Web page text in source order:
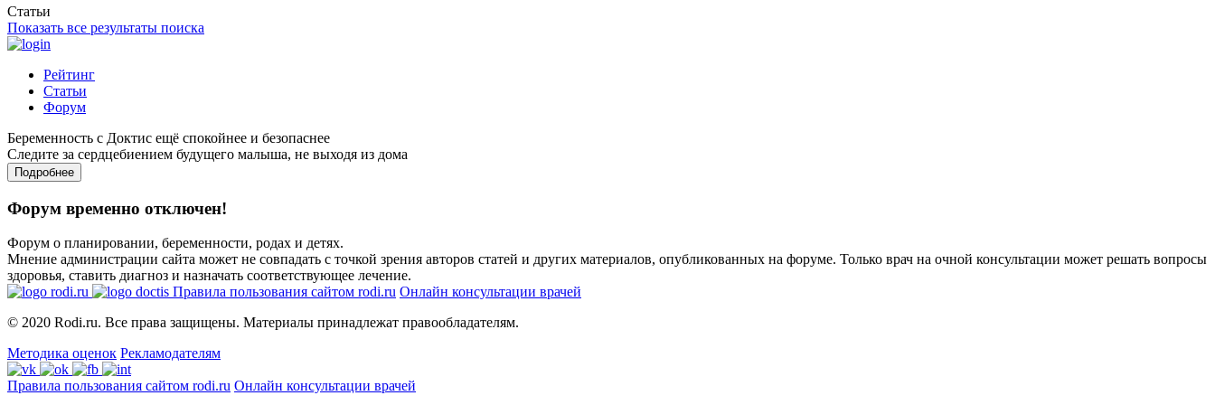
Статьи
Показать все результаты поиска
Рейтинг
Статьи
Форум
Беременность с Доктис ещё спокойнее и безопаснее
Следите за сердцебиением будущего малыша, не выходя из дома
Подробнее
Форум временно отключен!
Форум о планировании, беременности, родах и детях.
Мнение администрации сайта может не совпадать с точкой зрения авторов статей и других материалов, опубликованных на форуме. Только врач на очной консультации может решать вопросы
здоровья, ставить диагноз и назначать соответствующее лечение.
Правила пользования сайтом rodi.ru Онлайн консультации врачей
© 2020 Rodi.ru. Все права защищены. Материалы принадлежат правообладателям.
Методика оценок Рекламодателям
Правила пользования сайтом rodi.ru Онлайн консультации врачей